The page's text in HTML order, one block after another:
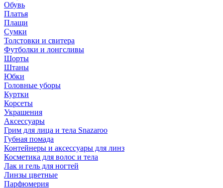
Обувь
Платья
Плащи
Сумки
Толстовки и свитера
Футболки и лонгсливы
Шорты
Штаны
Юбки
Головные уборы
Куртки
Корсеты
Украшения
Аксессуары
Грим для лица и тела Snazaroo
Губная помада
Контейнеры и аксессуары для линз
Косметика для волос и тела
Лак и гель для ногтей
Линзы цветные
Парфюмерия